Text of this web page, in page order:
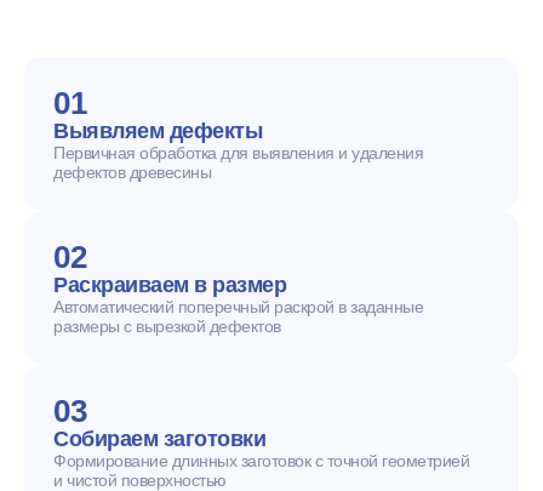
01
Выявляем дефекты
Первичная обработка для выявления и удаления
дефектов древесины
02
Раскраиваем в размер
Автоматический поперечный раскрой в заданные
размеры с вырезкой дефектов
03
Собираем заготовки
Формирование длинных заготовок с точной геометрией
и чистой поверхностью